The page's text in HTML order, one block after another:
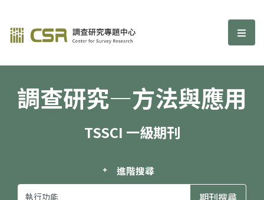
調查研究—方法與應用期刊 選
調查研究—方法與應用
TSSCI 一級期刊
進階搜尋